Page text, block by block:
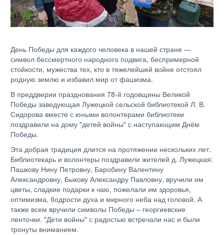
День Победы для каждого человека в нашей стране —
символ бессмертного народного подвига, беспримерной
стойкости, мужества тех, кто в тяжелейшей войне отстоял
родную землю и избавил мир от фашизма.
В преддверии празднования 78-й годовщины Великой
Победы заведующая Лужецкой сельской библиотекой Л. В.
Сидорова вместе с юными волонтерами библиотеки
поздравили на дому "детей войны" с наступающим Днём
Победы.
Эта добрая традиция длится на протяжении нескольких лет.
Библиотекарь и волонтеры поздравили жителей д. Лужецкая:
Пашкову Нину Петровну, Баробину Валентину
Александровну, Быкову Александру Павловну, вручили им
цветы, сладкие подарки к чаю, пожелали им здоровья,
оптимизма, бодрости духа и мирного неба над головой. А
также всем вручили символы Победы – георгиевские
ленточки. "Дети войны" с радостью встречали нас и были
тронуты вниманием.